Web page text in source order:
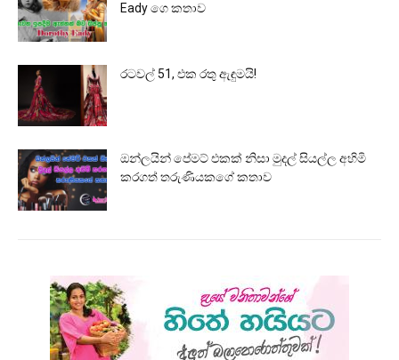
Eady ගෙ කතාව
රටවල් 51, එක රතු ඇඳුමයි!
ඔන්ලයින් පේමට් එකක් නිසා මුදල් සියල්ල අහිමි
කරගත් තරුණියකගේ කතාව